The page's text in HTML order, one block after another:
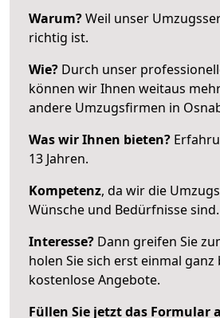
Warum?Weil unser
richtig ist.
Wie? Durch unser
können wir Ihnen weitaus
andere Umzugsfirmen in
Was wir Ihnen bieten?
13 Jahren.
Kompetenz, da wir die
Wünsche und Bedürfnisse sind.
Interesse? Dann greifen Sie
holen Sie sich erst einmal ganz
kostenlose Angebote.
Füllen Sie jetzt das Formular